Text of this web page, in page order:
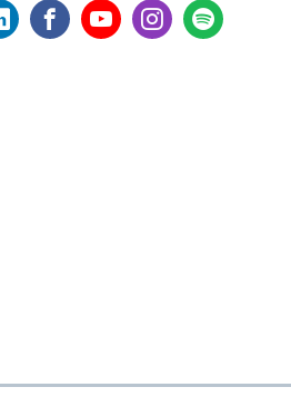
facebookyoutubeinstagram
spotify